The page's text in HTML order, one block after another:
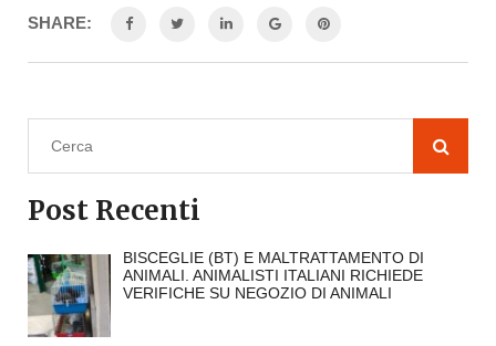
SHARE:
Post Recenti
BISCEGLIE (BT) E MALTRATTAMENTO DI
ANIMALI. ANIMALISTI ITALIANI RICHIEDE
VERIFICHE SU NEGOZIO DI ANIMALI